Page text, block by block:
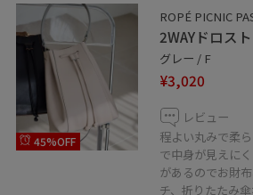
45%OFF
ROPÉ PICNIC
2WAYドロス
グレー / F
¥3,020
レビュー
程よい丸みで柔
で中身が見えに
があるのでお財
チ、折りたたみ